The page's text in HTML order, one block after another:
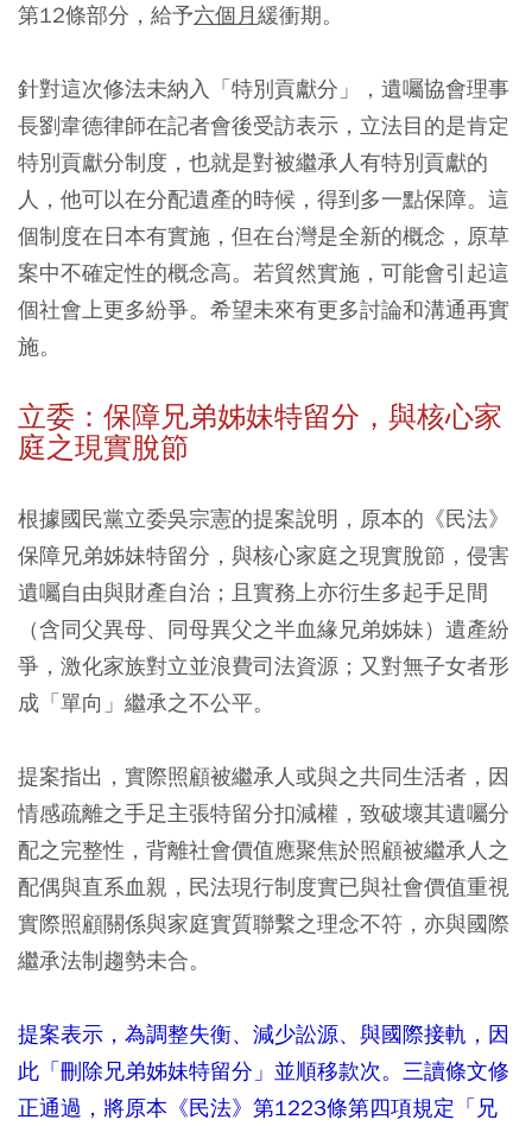
第12條部分，給予六個月緩衝期。
針對這次修法未納入「特別貢獻分」，遺囑協會理事
長劉韋德律師在記者會後受訪表示，立法目的是肯定
特別貢獻分制度，也就是對被繼承人有特別貢獻的
人，他可以在分配遺產的時候，得到多一點保障。這
個制度在日本有實施，但在台灣是全新的概念，原草
案中不確定性的概念高。若貿然實施，可能會引起這
個社會上更多紛爭。希望未來有更多討論和溝通再實
施。
立委：保障兄弟姊妹特留分，與核心家
庭之現實脫節
根據國民黨立委吳宗憲的提案說明，原本的《民法》
保障兄弟姊妹特留分，與核心家庭之現實脫節，侵害
遺囑自由與財產自治；且實務上亦衍生多起手足間
（含同父異母、同母異父之半血緣兄弟姊妹）遺產紛
爭，激化家族對立並浪費司法資源；又對無子女者形
成「單向」繼承之不公平。
提案指出，實際照顧被繼承人或與之共同生活者，因
情感疏離之手足主張特留分扣減權，致破壞其遺囑分
配之完整性，背離社會價值應聚焦於照顧被繼承人之
配偶與直系血親，民法現行制度實已與社會價值重視
實際照顧關係與家庭實質聯繫之理念不符，亦與國際
繼承法制趨勢未合。
提案表示，為調整失衡、減少訟源、與國際接軌，因
此「刪除兄弟姊妹特留分」並順移款次。三讀條文修
正通過，將原本《民法》第1223條第四項規定「兄